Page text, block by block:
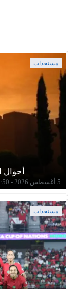
مستجدات
أحوال
5 أغسطس 2026 - 7:50
مستجدات